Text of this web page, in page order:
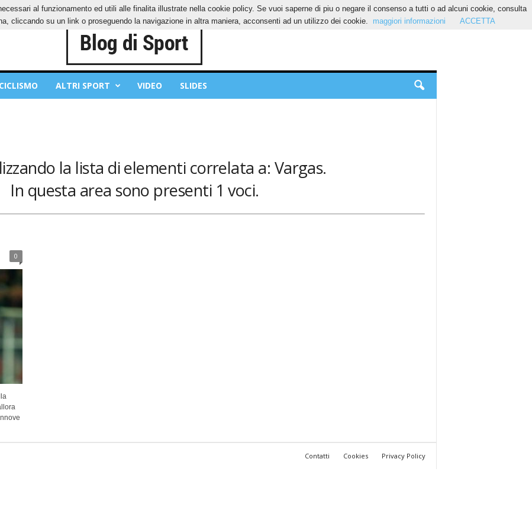
PRIVACY POLICY
CICLISMO ALTRI SPORT VIDEO SLIDES
la lista di elementi correlata a: Vargas.
In questa area sono presenti 1 voci.
0
Contatti Cookies Privacy Policy
al funzionamento ed utili alle finalita illustrate nella cookie policy. Se vuoi saperne di piu o negare il consenso a tutti o ad alcuni cookie, consulta
cliccando su un link o proseguendo la navigazione in altra maniera, acconsenti ad un utilizzo dei cookie.
maggiori informazioni ACCETTA